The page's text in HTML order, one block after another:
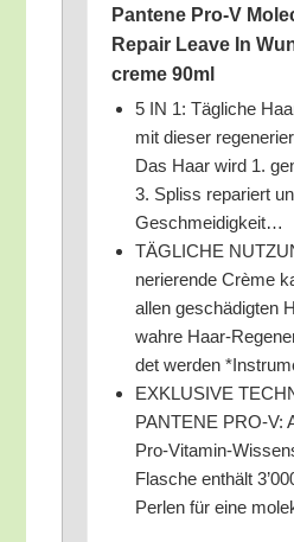
Pan­te­ne Pro‑V
Repair Lea­ve In
creme 90ml
5 IN 1: Täg­li­che
mit die­ser
Das Haar wird 1.
3. Spliss repa­riert
Geschmeidigkeit…
TÄGLICHE
ne­rie­ren­de Crè­me
allen geschä­dig­ten
wah­re Haar-
det wer­den
EXKLUSIVE
PANTENE PRO‑V:
Pro-Vit­amin-
Fla­sche ent­hält
Per­len für eine